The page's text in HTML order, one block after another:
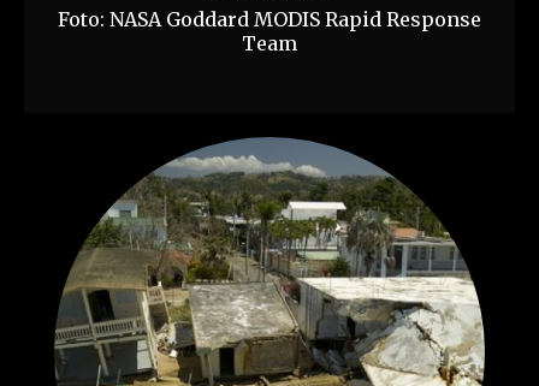
Foto: NASA Goddard MODIS Rapid Response
Team